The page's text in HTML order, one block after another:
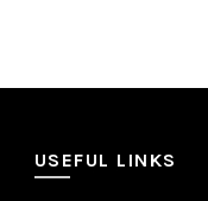
USEFUL LINKS